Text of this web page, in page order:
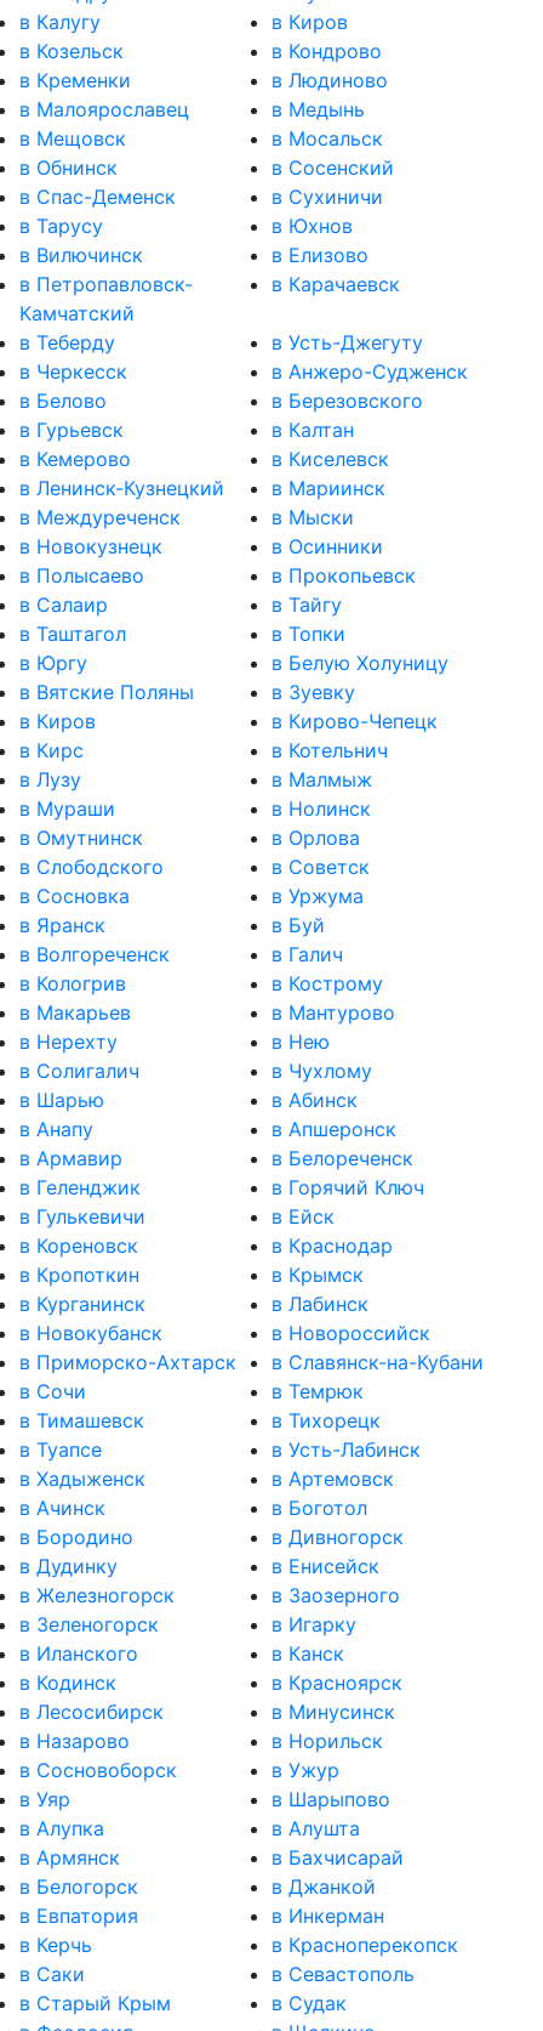
в Калугу
в Киров
в Козельск
в Кондрово
в Кременки
в Людиново
в Малоярославец
в Медынь
в Мещовск
в Мосальск
в Обнинск
в Сосенский
в Спас-Деменск
в Сухиничи
в Тарусу
в Юхнов
в Вилючинск
в Елизово
в Петропавловск-
Камчатский
в Карачаевск
в Теберду
в Усть-Джегуту
в Черкесск
в Анжеро-Судженск
в Белово
в Березовского
в Гурьевск
в Калтан
в Кемерово
в Киселевск
в Ленинск-Кузнецкий
в Мариинск
в Междуреченск
в Мыски
в Новокузнецк
в Осинники
в Полысаево
в Прокопьевск
в Салаир
в Тайгу
в Таштагол
в Топки
в Юргу
в Белую Холуницу
в Вятские Поляны
в Зуевку
в Киров
в Кирово-Чепецк
в Кирс
в Котельнич
в Лузу
в Малмыж
в Мураши
в Нолинск
в Омутнинск
в Орлова
в Слободского
в Советск
в Сосновка
в Уржума
в Яранск
в Буй
в Волгореченск
в Галич
в Кологрив
в Кострому
в Макарьев
в Мантурово
в Нерехту
в Нею
в Солигалич
в Чухлому
в Шарью
в Абинск
в Анапу
в Апшеронск
в Армавир
в Белореченск
в Геленджик
в Горячий Ключ
в Гулькевичи
в Ейск
в Кореновск
в Краснодар
в Кропоткин
в Крымск
в Курганинск
в Лабинск
в Новокубанск
в Новороссийск
в Приморско-Ахтарск
в Славянск-на-Кубани
в Сочи
в Темрюк
в Тимашевск
в Тихорецк
в Туапсе
в Усть-Лабинск
в Хадыженск
в Артемовск
в Ачинск
в Боготол
в Бородино
в Дивногорск
в Дудинку
в Енисейск
в Железногорск
в Заозерного
в Зеленогорск
в Игарку
в Иланского
в Канск
в Кодинск
в Красноярск
в Лесосибирск
в Минусинск
в Назарово
в Норильск
в Сосновоборск
в Ужур
в Уяр
в Шарыпово
в Алупка
в Алушта
в Армянск
в Бахчисарай
в Белогорск
в Джанкой
в Евпатория
в Инкерман
в Керчь
в Красноперекопск
в Саки
в Севастополь
в Старый Крым
в Судак